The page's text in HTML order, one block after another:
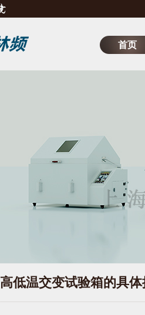
首页
高低温交变试验箱的具